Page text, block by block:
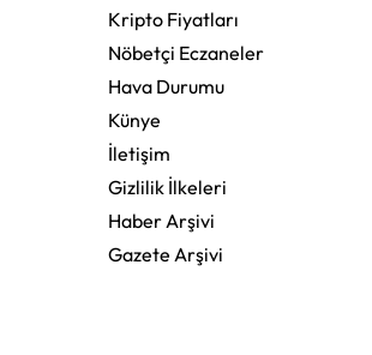
Kripto Fiyatları
Nöbetçi Eczaneler
Hava Durumu
Künye
İletişim
Gizlilik İlkeleri
Haber Arşivi
Gazete Arşivi